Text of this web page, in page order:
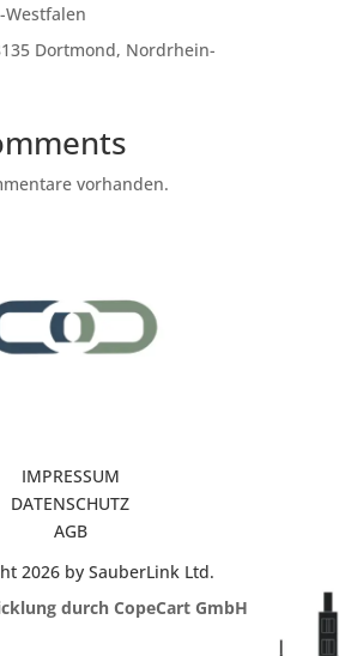
Dortmond, Nordrhein-
vorhanden.
IMPRESSUM
DATENSCHUTZ
AGB
2026 by SauberLink Ltd.
durch CopeCart GmbH